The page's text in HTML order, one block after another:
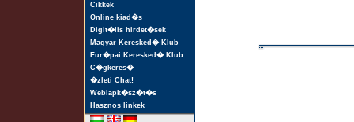
Cikkek
Online kiad�s
Digit�lis hirdet�sek
Magyar Keresked� Klub
Eur�pai Keresked� Klub
C�gkeres�
�zleti Chat!
Weblapk�sz�t�s
Hasznos linkek